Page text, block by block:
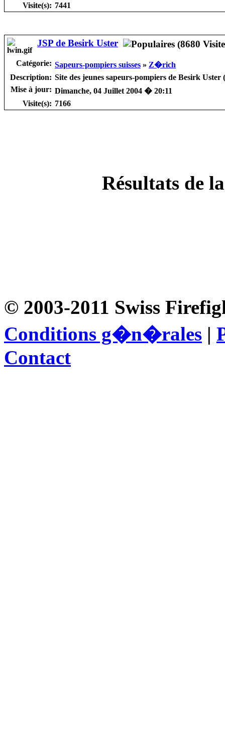
Visite(s): 7441
JSP de Besirk Uster
Catégorie: Sapeurs-pompiers suisses » Z�rich
Description: Site des jeunes sapeurs-pompiers de Besirk
Mise à jour: Dimanche, 04 Juillet 2004 � 20:11
Visite(s): 7166
Résultats de
© 2003-2011 Swiss
Conditions g�n�rales |
Contact